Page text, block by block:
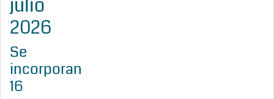
julio
2026
Se
incorporan
16